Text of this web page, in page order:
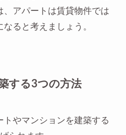
、アパートは賃貸物件では
ると考えましょう。
する3つの方法
トやマンションを建築する